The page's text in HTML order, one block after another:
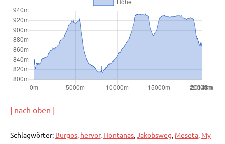
| nach oben |
Schlagwörter: Burgos hervor, Hontanas Jakobsweg Meseta My